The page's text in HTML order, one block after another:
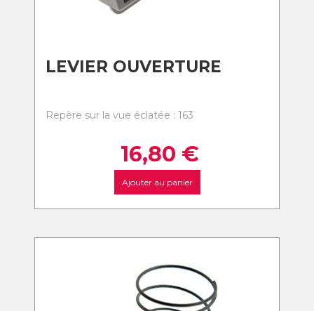
LEVIER OUVERTURE
Repère sur la vue éclatée : 163
16,80 €
Ajouter au panier